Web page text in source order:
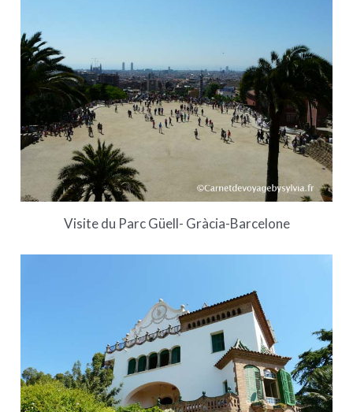
Visite du Parc Güell- Gràcia-Barcelone